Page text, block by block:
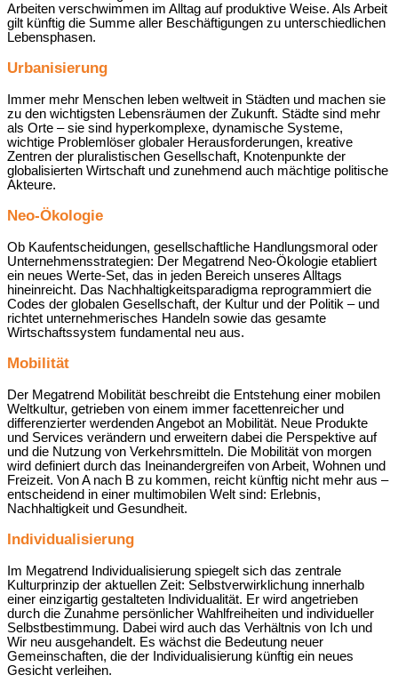
Arbeiten verschwimmen im Alltag auf produktive Weise. Als Arbeit
gilt künftig die Summe aller Beschäftigungen zu unterschiedlichen
Lebensphasen.
Urbanisierung
Immer mehr Menschen leben weltweit in Städten und machen sie
zu den wichtigsten Lebensräumen der Zukunft. Städte sind mehr
als Orte – sie sind hyperkomplexe, dynamische Systeme,
wichtige Problemlöser globaler Herausforderungen, kreative
Zentren der pluralistischen Gesellschaft, Knotenpunkte der
globalisierten Wirtschaft und zunehmend auch mächtige politische
Akteure.
Neo-Ökologie
Ob Kaufentscheidungen, gesellschaftliche Handlungsmoral oder
Unternehmensstrategien: Der Megatrend Neo-Ökologie etabliert
ein neues Werte-Set, das in jeden Bereich unseres Alltags
hineinreicht. Das Nachhaltigkeitsparadigma reprogrammiert die
Codes der globalen Gesellschaft, der Kultur und der Politik – und
richtet unternehmerisches Handeln sowie das gesamte
Wirtschaftssystem fundamental neu aus.
Mobilität
Der Megatrend Mobilität beschreibt die Entstehung einer mobilen
Weltkultur, getrieben von einem immer facettenreicher und
differenzierter werdenden Angebot an Mobilität. Neue Produkte
und Services verändern und erweitern dabei die Perspektive auf
und die Nutzung von Verkehrsmitteln. Die Mobilität von morgen
wird definiert durch das Ineinandergreifen von Arbeit, Wohnen und
Freizeit. Von A nach B zu kommen, reicht künftig nicht mehr aus –
entscheidend in einer multimobilen Welt sind: Erlebnis,
Nachhaltigkeit und Gesundheit.
Individualisierung
Im Megatrend Individualisierung spiegelt sich das zentrale
Kulturprinzip der aktuellen Zeit: Selbstverwirklichung innerhalb
einer einzigartig gestalteten Individualität. Er wird angetrieben
durch die Zunahme persönlicher Wahlfreiheiten und individueller
Selbstbestimmung. Dabei wird auch das Verhältnis von Ich und
Wir neu ausgehandelt. Es wächst die Bedeutung neuer
Gemeinschaften, die der Individualisierung künftig ein neues
Gesicht verleihen.